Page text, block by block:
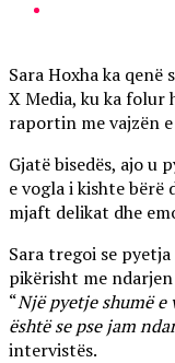
Sara Hoxha ka
X Media, ku ka folur
raportin me vajzën e
Gjatë bisedës, ajo u
e vogla i kishte bërë
mjaft delikat dhe
Sara tregoi se
pikërisht me
“Një pyetje shumë e
është se pse jam
intervistës.